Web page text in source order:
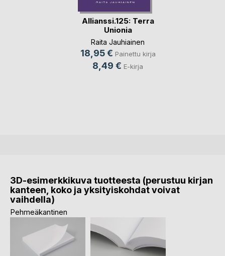
Allianssi.125: Terra
Unionia
Raita Jauhiainen
18,95 € Painettu kirja
8,49 € E-kirja
3D-esimerkkikuva tuotteesta (perustuu kirjan
kanteen, koko ja yksityiskohdat voivat
vaihdella)
Pehmeäkantinen